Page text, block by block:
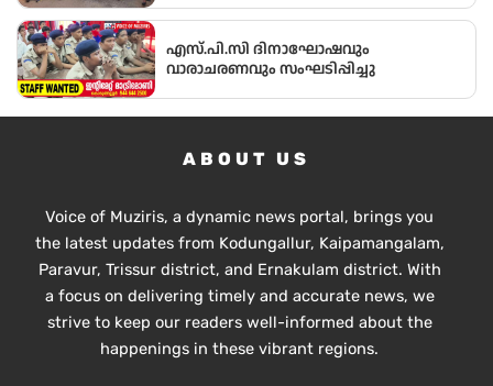
എസ്.പി.സി ദിനാഘോഷവും
വാരാചരണവും സംഘടിപ്പിച്ചു
ABOUT US
Voice of Muziris, a dynamic news portal, brings you
the latest updates from Kodungallur, Kaipamangalam,
Paravur, Trissur district, and Ernakulam district. With
a focus on delivering timely and accurate news, we
strive to keep our readers well-informed about the
happenings in these vibrant regions.